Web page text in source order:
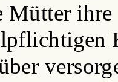
Mütter